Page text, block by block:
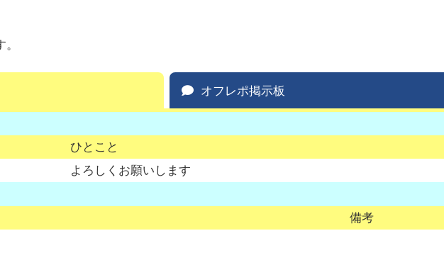
オフレポ掲示板
ひとこと
よろしくお願いします
備考